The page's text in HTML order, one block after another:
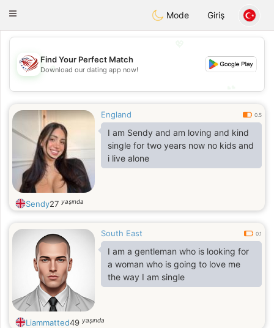
Dating
Toggle
Mode Giriş
💖
💕
Find Your Perfect Match
Download our dating app now!
England 0.5
I am Sendy and am loving and kind
single for two years now no kids and
i live alone
Sendy27 yaşında
South East 0.1
I am a gentleman who is looking for
a woman who is going to love me
the way I am single
Liammatted49 yaşında